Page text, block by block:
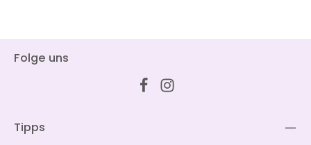
Folge uns
Tipps